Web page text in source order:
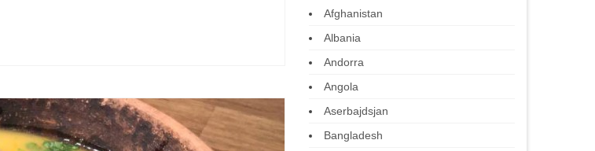
Afghanistan
Albania
Andorra
Angola
Aserbajdsjan
Bangladesh